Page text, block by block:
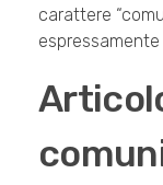
carattere